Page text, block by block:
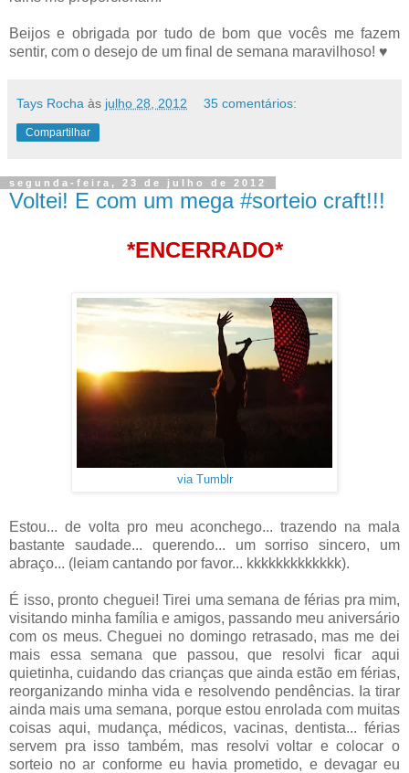
Beijos e obrigada por tudo de bom que vocês me fazem
sentir, com o desejo de um final de semana maravilhoso! ♥
Tays Rocha às julho 28, 2012 35 comentários:
Compartilhar
segunda-feira, 23 de julho de 2012
Voltei! E com um mega #sorteio craft!!!
*ENCERRADO*
via Tumblr
Estou... de volta pro meu aconchego... trazendo na mala
bastante saudade... querendo... um sorriso sincero, um
abraço... (leiam cantando por favor... kkkkkkkkkkkkk).
É isso, pronto cheguei! Tirei uma semana de férias pra mim,
visitando minha família e amigos, passando meu aniversário
com os meus. Cheguei no domingo retrasado, mas me dei
mais essa semana que passou, que resolvi ficar aqui
quietinha, cuidando das crianças que ainda estão em férias,
reorganizando minha vida e resolvendo pendências. Ia tirar
ainda mais uma semana, porque estou enrolada com muitas
coisas aqui, mudança, médicos, vacinas, dentista... férias
servem pra isso também, mas resolvi voltar e colocar o
sorteio no ar conforme eu havia prometido, e devagar eu